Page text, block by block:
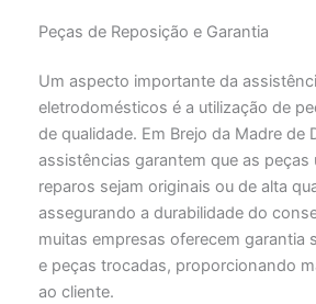
Peças de Reposição e Garantia
Um aspecto importante da
eletrodomésticos é a utilização de
de qualidade. Em Brejo da Madre de
assistências garantem que as peças
reparos sejam originais ou de alta
assegurando a durabilidade do
muitas empresas oferecem garantia
e peças trocadas, proporcionando
ao cliente.